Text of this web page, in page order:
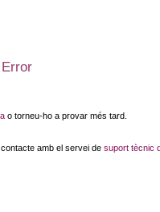
Error
o torneu-ho a provar més tard.
amb el servei de suport tècnic